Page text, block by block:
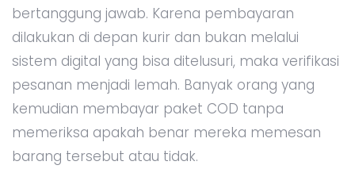
bertanggung jawab. Karena pembayaran
dilakukan di depan kurir dan bukan melalui
sistem digital yang bisa ditelusuri, maka verifikasi
pesanan menjadi lemah. Banyak orang yang
kemudian membayar paket COD tanpa
memeriksa apakah benar mereka memesan
barang tersebut atau tidak.